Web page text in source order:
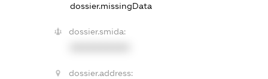
dossier.missingData
dossier.smida:
dossier.address: